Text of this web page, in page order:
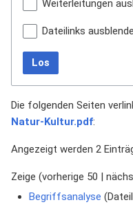
Weiterleitungen
Dateilinks
Los
Die folgenden Seiten
Natur-Kultur.pdf:
Angezeigt werden 2
Zeige (vorherige 50
Begriffsanalyse